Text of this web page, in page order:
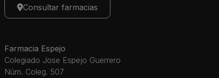
Consultar farmacias
Farmacia Espejo
Colegiado Jose Espejo Guerrero
Núm. Coleg. 507